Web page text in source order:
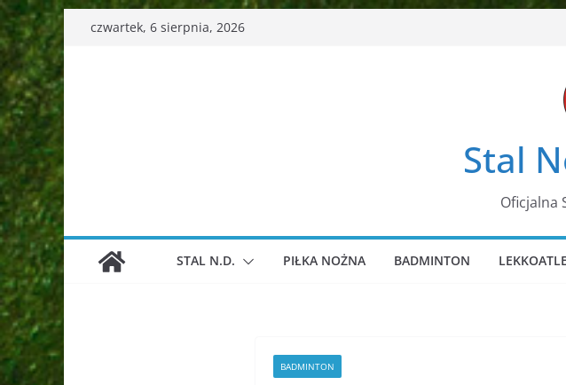
Przejdź
do
czwartek, 6 sierpnia, 2026
Stal
Oficjalna
STAL N.D. PIŁKA NOŻNA BADMINTON
BADMINTON